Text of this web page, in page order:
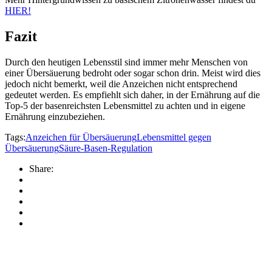
HIER!
Fazit
Durch den heutigen Lebensstil sind immer mehr Menschen von
einer Übersäuerung bedroht oder sogar schon drin. Meist wird dies
jedoch nicht bemerkt, weil die Anzeichen nicht entsprechend
gedeutet werden. Es empfiehlt sich daher, in der Ernährung auf die
Top-5 der basenreichsten Lebensmittel zu achten und in eigene
Ernährung einzubeziehen.
Tags:Anzeichen für ÜbersäuerungLebensmittel gegen
ÜbersäuerungSäure-Basen-Regulation
Share: